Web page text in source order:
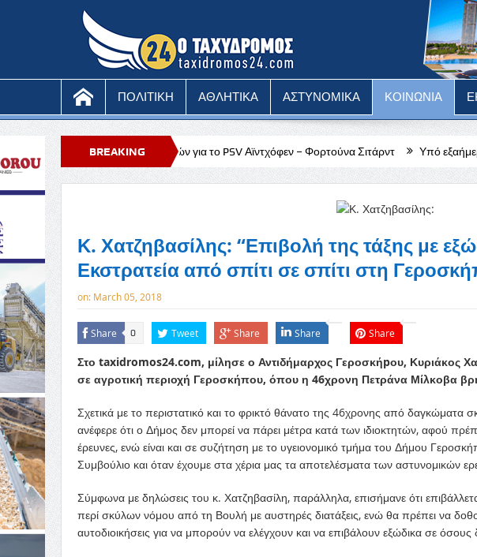
ΠΟΛΙΤΙΚΗ ΑΘΛΗΤΙΚΑ ΑΣΤΥΝΟΜΙΚΑ ΚΟΙΝΩΝΙΑ
BREAKING
NEWS
Πληθώρα επιλογών για το PSV Αϊντχόφεν – Φορτούνα Σιτάρντ Υπό εξαήμερη κράτηση ο
Κ. Χατζηβασίλης: “Επιβολή της τάξης με
Εκστρατεία από σπίτι σε σπίτι στη
on: March 05, 2018
Share 0 Tweet Share Share Share
Στο taxidromos24.com, μίλησε ο Αντιδήμαρχος Γεροσκήpου, Κυριάκος
σε αγροτική περιοχή Γεροσκήπου, όπου η 46χρονη Πετράνα Μίλκοβα
Σχετικά με το περιστατικό και το φρικτό θάνατο της 46χρονης από δαγκώματα
ανέφερε ότι ο Δήμος δεν μπορεί να πάρει μέτρα κατά των ιδιοκτητών, αφού
έρευνες, ενώ είναι και σε συζήτηση με το υγειονομικό τμήμα του Δήμου
Συμβούλιο και όταν έχουμε στα χέρια μας τα αποτελέσματα των αστυνομικών
Σύμφωνα με δηλώσεις του κ. Χατζηβασίλη, παράλληλα, επισήμανε ότι
περί σκύλων νόμου από τη Βουλή με αυστηρές διατάξεις, ενώ θα πρέπει να
αυτοδιοικήσεις για να μπορούν να ελέγχουν και να επιβάλουν εξώδικα σε